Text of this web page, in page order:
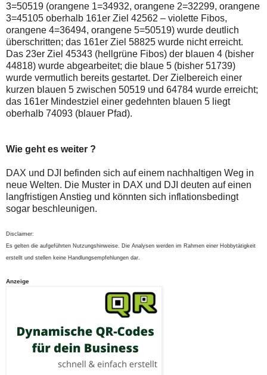
3=50519 (orangene 1=34932, orangene 2=32299, orangene
3=45105 oberhalb 161er Ziel 42562 – violette Fibos,
orangene 4=36494, orangene 5=50519) wurde deutlich
überschritten; das 161er Ziel 58825 wurde nicht erreicht.
Das 23er Ziel 45343 (hellgrüne Fibos) der blauen 4 (bisher
44818) wurde abgearbeitet; die blaue 5 (bisher 51739)
wurde vermutlich bereits gestartet. Der Zielbereich einer
kurzen blauen 5 zwischen 50519 und 64784 wurde erreicht;
das 161er Mindestziel einer gedehnten blauen 5 liegt
oberhalb 74093 (blauer Pfad).
Wie geht es weiter ?
DAX und DJI befinden sich auf einem nachhaltigen Weg in
neue Welten. Die Muster in DAX und DJI deuten auf einen
langfristigen Anstieg und könnten sich inflationsbedingt
sogar beschleunigen.
Disclaimer:
Es gelten die aufgeführten Nutzungshinweise. Die Analysen werden im Rahmen einer Hobbytätigkeit
erstellt und stellen keine Handlungsempfehlungen dar.
Anzeige